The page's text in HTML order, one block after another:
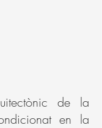
de la
en la